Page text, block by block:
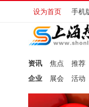
设为首页 手机
资讯 焦点
推荐
企业
展会 活动